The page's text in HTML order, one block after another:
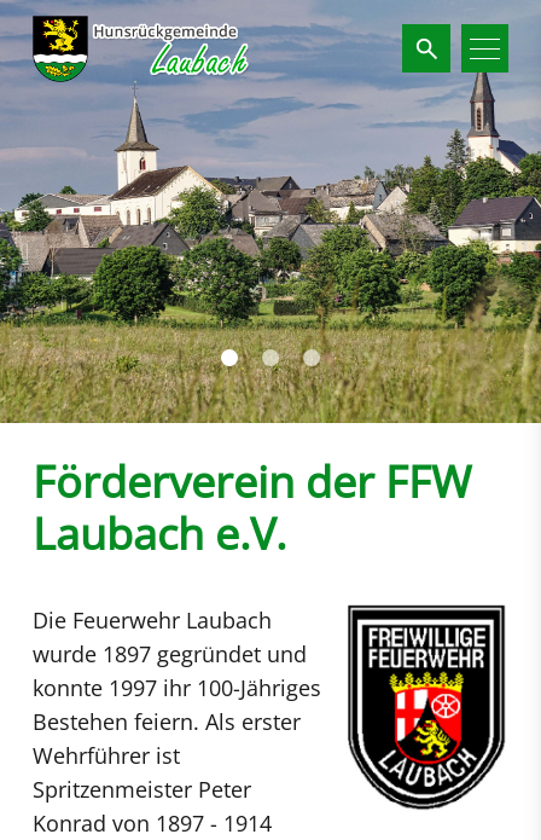
Suchbegriffe
Förderverein der FFW
Laubach e.V.
Die Feuerwehr Laubach
wurde 1897 gegründet und
konnte 1997 ihr 100-Jähriges
Bestehen feiern. Als erster
Wehrführer ist
Spritzenmeister Peter
Konrad von 1897 - 1914